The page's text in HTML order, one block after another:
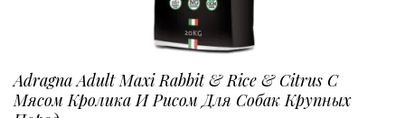
Adragna Adult Maxi Rabbit & Rice & Citrus С
Мясом Кролика И Рисом Для Собак Крупных